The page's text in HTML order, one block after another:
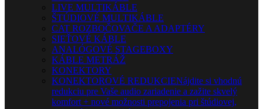
LIVE MULTIKÁBLE
ŠTÚDIOVÉ MULTIKÁBLE
CAT ROZBOČOVAČE A ADAPTÉRY
SIEŤOVÉ KÁBLE
ANALÓGOVÉ STAGEBOXY
KÁBLE METRÁŽ
KONEKTORY
KONEKTOROVÉ REDUKCIENájdite si vhodnú
redukciu pre Vaše audio zariadenie a zažite skvelý
komfort + nové možnosti prepojenia pri štúdiovej,